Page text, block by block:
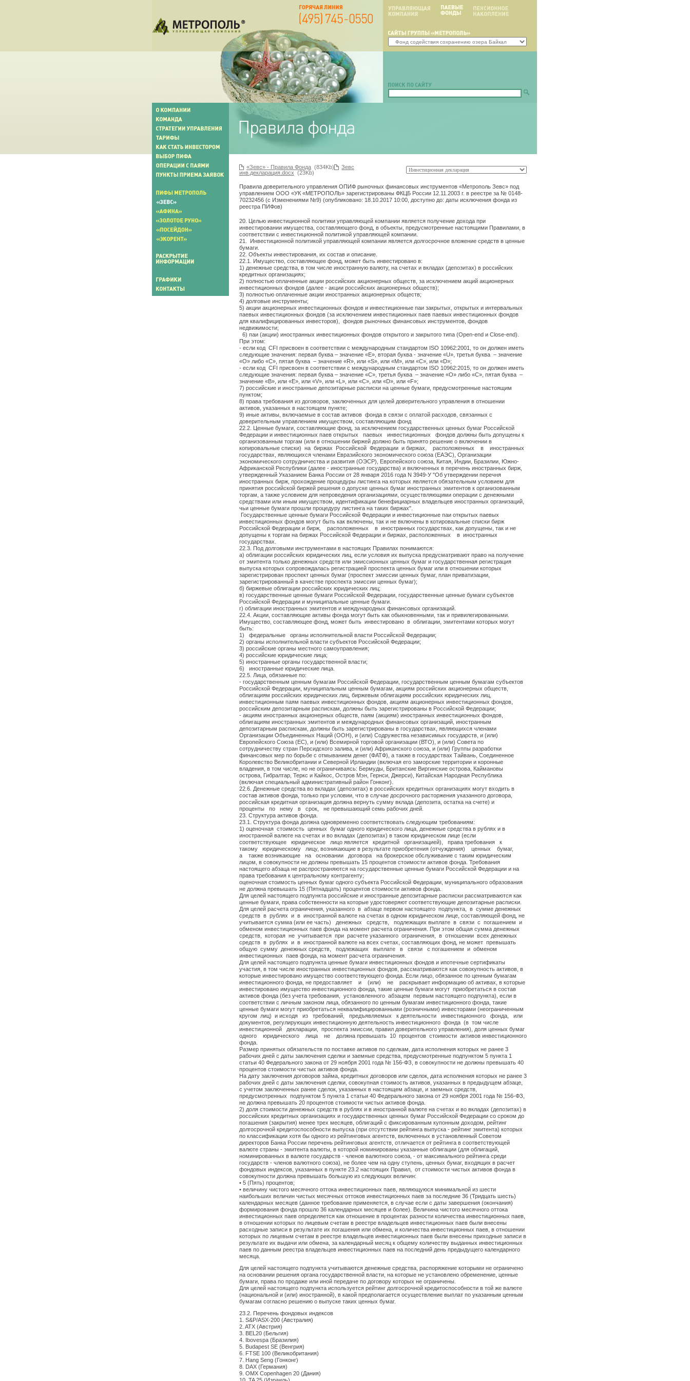
«Зевс» - Правила Фонда (834Kb)
Зевс
инв.декларация.docx (23Kb)
Правила доверительного управления ОПИФ рыночных финансовых инструментов «Метрополь Зевс» под
управлением ООО «УК «МЕТРОПОЛЬ» зарегистрированы ФКЦБ России 12.11.2003 г. в реестре за № 0148-
70232456 (с Изменениями №9) (опубликовано: 18.10.2017 10:00, доступно до: даты исключения фонда из
реестра ПИФов)
20. Целью инвестиционной политики управляющей компании является получение дохода при
инвестировании имущества, составляющего фонд, в объекты, предусмотренные настоящими Правилами, в
соответствии с инвестиционной политикой управляющей компании.
21. Инвестиционной политикой управляющей компании является долгосрочное вложение средств в ценные
бумаги.
22. Объекты инвестирования, их состав и описание.
22.1. Имущество, составляющее фонд, может быть инвестировано в:
1) денежные средства, в том числе иностранную валюту, на счетах и вкладах (депозитах) в российских
кредитных организациях;
2) полностью оплаченные акции российских акционерных обществ, за исключением акций акционерных
инвестиционных фондов (далее - акции российских акционерных обществ);
3) полностью оплаченные акции иностранных акционерных обществ;
4) долговые инструменты;
5) акции акционерных инвестиционных фондов и инвестиционные паи закрытых, открытых и интервальных
паевых инвестиционных фондов (за исключением инвестиционных паев паевых инвестиционных фондов
для квалифицированных инвесторов), фондов рыночных финансовых инструментов, фондов
недвижимости;
6) паи (акции) иностранных инвестиционных фондов открытого и закрытого типа (Open-end и Close-end).
При этом:
- если код CFI присвоен в соответствии с международным стандартом ISO 10962:2001, то он должен иметь
следующие значения: первая буква – значение «E», вторая буква - значение «U», третья буква – значение
«О» либо «C», пятая буква – значение «R», или «S», или «М», или «С», или «D»;
- если код CFI присвоен в соответствии с международным стандартом ISO 10962:2015, то он должен иметь
следующие значения: первая буква – значение «С», третья буква – значение «О» либо «C», пятая буква –
значение «B», или «E», или «V», или «L», или «С», или «D», или «F»;
7) российские и иностранные депозитарные расписки на ценные бумаги, предусмотренные настоящим
пунктом;
8) права требования из договоров, заключенных для целей доверительного управления в отношении
активов, указанных в настоящем пункте;
9) иные активы, включаемые в состав активов фонда в связи с оплатой расходов, связанных с
доверительным управлением имуществом, составляющим фонд
22.2. Ценные бумаги, составляющие фонд, за исключением государственных ценных бумаг Российской
Федерации и инвестиционных паев открытых паевых инвестиционных фондов должны быть допущены к
организованным торгам (или в отношении биржей должно быть принято решение о включении в
копировальные списки) на биржах Российской Федерации и биржах, расположенных в иностранных
государствах, являющихся членами Евразийского экономического союза (ЕАЭС), Организации
экономического сотрудничества и развития (ОЭСР), Европейского союза, Китая, Индии, Бразилии, Южно-
Африканской Республики (далее - иностранные государства) и включенных в перечень иностранных бирж,
утвержденный Указанием Банка России от 28 января 2016 года N 3949-У "Об утверждении перечня
иностранных бирж, прохождение процедуры листинга на которых является обязательным условием для
принятия российской биржей решения о допуске ценных бумаг иностранных эмитентов к организованным
торгам, а также условием для непроведения организациями, осуществляющими операции с денежными
средствами или иным имуществом, идентификации бенефициарных владельцев иностранных организаций,
чьи ценные бумаги прошли процедуру листинга на таких биржах".
Государственные ценные бумаги Российской Федерации и инвестиционные паи открытых паевых
инвестиционных фондов могут быть как включены, так и не включены в котировальные списки бирж
Российской Федерации и бирж, расположенных в иностранных государствах, как допущены, так и не
допущены к торгам на биржах Российской Федерации и биржах, расположенных в иностранных
государствах.
22.3. Под долговыми инструментами в настоящих Правилах понимаются:
а) облигации российских юридических лиц, если условия их выпуска предусматривают право на получение
от эмитента только денежных средств или эмиссионных ценных бумаг и государственная регистрация
выпуска которых сопровождалась регистрацией проспекта ценных бумаг или в отношении которых
зарегистрирован проспект ценных бумаг (проспект эмиссии ценных бумаг, план приватизации,
зарегистрированный в качестве проспекта эмиссии ценных бумаг);
б) биржевые облигации российских юридических лиц;
в) государственные ценные бумаги Российской Федерации, государственные ценные бумаги субъектов
Российской Федерации и муниципальные ценные бумаги.
г) облигации иностранных эмитентов и международных финансовых организаций.
22.4. Акции, составляющие активы фонда могут быть как обыкновенными, так и привилегированными.
Имущество, составляющее фонд, может быть инвестировано в облигации, эмитентами которых могут
быть:
1) федеральные органы исполнительной власти Российской Федерации;
2) органы исполнительной власти субъектов Российской Федерации;
3) российские органы местного самоуправления;
4) российские юридические лица;
5) иностранные органы государственной власти;
6) иностранные юридические лица.
22.5. Лица, обязанные по:
- государственным ценным бумагам Российской Федерации, государственным ценным бумагам субъектов
Российской Федерации, муниципальным ценным бумагам, акциям российских акционерных обществ,
облигациям российских юридических лиц, биржевым облигациям российских юридических лиц,
инвестиционным паям паевых инвестиционных фондов, акциям акционерных инвестиционных фондов,
российским депозитарным распискам, должны быть зарегистрированы в Российской Федерации;
- акциям иностранных акционерных обществ, паям (акциям) иностранных инвестиционных фондов,
облигациям иностранных эмитентов и международных финансовых организаций, иностранным
депозитарным распискам, должны быть зарегистрированы в государствах, являющихся членами
Организации Объединенных Наций (ООН), и (или) Содружества независимых государств, и (или)
Европейского Союза (ЕС), и (или) Всемирной торговой организации (ВТО), и (или) Совета по
сотрудничеству стран Персидского залива, и (или) Африканского союза, и (или) Группы разработки
финансовых мер по борьбе с отмыванием денег (ФАТФ), а также в государствах Тайвань, Соединенное
Королевство Великобритании и Северной Ирландии (включая его заморские территории и коронные
владения, в том числе, но не ограничиваясь: Бермуды, Британские Виргинские острова, Каймановы
острова, Гибралтар, Теркс и Кайкос, Остров Мэн, Гернси, Джерси), Китайская Народная Республика
(включая специальный административный район Гонконг).
22.6. Денежные средства во вкладах (депозитах) в российских кредитных организациях могут входить в
состав активов фонда, только при условии, что в случае досрочного расторжения указанного договора,
российская кредитная организация должна вернуть сумму вклада (депозита, остатка на счете) и
проценты по нему в срок, не превышающий семь рабочих дней.
23. Структура активов фонда.
23.1. Структура фонда должна одновременно соответствовать следующим требованиям:
1) оценочная стоимость ценных бумаг одного юридического лица, денежные средства в рублях и в
иностранной валюте на счетах и во вкладах (депозитах) в таком юридическом лице (если
соответствующее юридическое лицо является кредитной организацией), права требования к
такому юридическому лицу, возникающие в результате приобретения (отчуждения) ценных бумаг,
а также возникающие на основании договора на брокерское обслуживание с таким юридическим
лицом, в совокупности не должны превышать 15 процентов стоимости активов фонда. Требования
настоящего абзаца не распространяются на государственные ценные бумаги Российской Федерации и на
права требования к центральному контрагенту;
оценочная стоимость ценных бумаг одного субъекта Российской Федерации, муниципального образования
не должна превышать 15 (Пятнадцать) процентов стоимости активов фонда.
Для целей настоящего подпункта российские и иностранные депозитарные расписки рассматриваются как
ценные бумаги, права собственности на которые удостоверяют соответствующие депозитарные расписки.
Для целей расчета ограничения, указанного в абзаце первом настоящего подпункта, в сумме денежных
средств в рублях и в иностранной валюте на счетах в одном юридическом лице, составляющей фонд, не
учитывается сумма (или ее часть) денежных средств, подлежащих выплате в связи с погашением и
обменом инвестиционных паев фонда на момент расчета ограничения. При этом общая сумма денежных
средств, которая не учитывается при расчете указанного ограничения, в отношении всех денежных
средств в рублях и в иностранной валюте на всех счетах, составляющих фонд, не может превышать
общую сумму денежных средств, подлежащих выплате в связи с погашением и обменом
инвестиционных паев фонда, на момент расчета ограничения.
Для целей настоящего подпункта ценные бумаги инвестиционных фондов и ипотечные сертификаты
участия, в том числе иностранных инвестиционных фондов, рассматриваются как совокупность активов, в
которые инвестировано имущество соответствующего фонда. Если лицо, обязанное по ценным бумагам
инвестиционного фонда, не предоставляет и (или) не раскрывает информацию об активах, в которые
инвестировано имущество инвестиционного фонда, такие ценные бумаги могут приобретаться в состав
активов фонда (без учета требования, установленного абзацем первым настоящего подпункта), если в
соответствии с личным законом лица, обязанного по ценным бумагам инвестиционного фонда, такие
ценные бумаги могут приобретаться неквалифицированными (розничными) инвесторами (неограниченным
кругом лиц) и исходя из требований, предъявляемых к деятельности инвестиционного фонда, или
документов, регулирующих инвестиционную деятельность инвестиционного фонда (в том числе
инвестиционной декларации, проспекта эмиссии, правил доверительного управления), доля ценных бумаг
одного юридического лица не должна превышать 10 процентов стоимости активов инвестиционного
фонда.
Размер принятых обязательств по поставке активов по сделкам, дата исполнения которых не ранее 3
рабочих дней с даты заключения сделки и заемные средства, предусмотренные подпунктом 5 пункта 1
статьи 40 Федерального закона от 29 ноября 2001 года № 156-ФЗ, в совокупности не должны превышать 40
процентов стоимости чистых активов фонда.
На дату заключения договоров займа, кредитных договоров или сделок, дата исполнения которых не ранее 3
рабочих дней с даты заключения сделки, совокупная стоимость активов, указанных в предыдущем абзаце,
с учетом заключенных ранее сделок, указанных в настоящем абзаце, и заемных средств,
предусмотренных подпунктом 5 пункта 1 статьи 40 Федерального закона от 29 ноября 2001 года № 156-ФЗ,
не должна превышать 20 процентов стоимости чистых активов фонда.
2) доля стоимости денежных средств в рублях и в иностранной валюте на счетах и во вкладах (депозитах) в
российских кредитных организациях и государственных ценных бумаг Российской Федерации со сроком до
погашения (закрытия) менее трех месяцев, облигаций с фиксированным купонным доходом, рейтинг
долгосрочной кредитоспособности выпуска (при отсутствии рейтинга выпуска - рейтинг эмитента) которых
по классификации хотя бы одного из рейтинговых агентств, включенных в установленный Советом
директоров Банка России перечень рейтинговых агентств, отличается от рейтинга в соответствующей
валюте страны - эмитента валюты, в которой номинированы указанные облигации (для облигаций,
номинированных в валюте государств - членов валютного союза, - от максимального рейтинга среди
государств - членов валютного союза), не более чем на одну ступень, ценных бумаг, входящих в расчет
фондовых индексов, указанных в пункте 23.2 настоящих Правил, от стоимости чистых активов фонда в
совокупности должна превышать большую из следующих величин:
• 5 (Пять) процентов;
• величину чистого месячного оттока инвестиционных паев, являющуюся минимальной из шести
наибольших величин чистых месячных оттоков инвестиционных паев за последние 36 (Тридцать шесть)
календарных месяцев (данное требование применяется, в случае если с даты завершения (окончания)
формирования фонда прошло 36 календарных месяцев и более). Величина чистого месячного оттока
инвестиционных паев определяется как отношение в процентах разности количества инвестиционных паев,
в отношении которых по лицевым счетам в реестре владельцев инвестиционных паев были внесены
расходные записи в результате их погашения или обмена, и количества инвестиционных паев, в отношении
которых по лицевым счетам в реестре владельцев инвестиционных паев были внесены приходные записи в
результате их выдачи или обмена, за календарный месяц к общему количеству выданных инвестиционных
паев по данным реестра владельцев инвестиционных паев на последний день предыдущего календарного
месяца.
Для целей настоящего подпункта учитываются денежные средства, распоряжение которыми не ограничено
на основании решения органа государственной власти, на которые не установлено обременение, ценные
бумаги, права по продаже или иной передаче по договору которых не ограничены.
Для целей настоящего подпункта используется рейтинг долгосрочной кредитоспособности в той же валюте
(национальной и (или) иностранной), в какой предполагается осуществление выплат по указанным ценным
бумагам согласно решению о выпуске таких ценных бумаг.
23.2. Перечень фондовых индексов
1. S&P/ASX-200 (Австралия)
2. ATX (Австрия)
3. BEL20 (Бельгия)
4. Ibovespa (Бразилия)
5. Budapest SE (Венгрия)
6. FTSE 100 (Великобритания)
7. Hang Seng (Гонконг)
8. DAX (Германия)
9. OMX Copenhagen 20 (Дания)